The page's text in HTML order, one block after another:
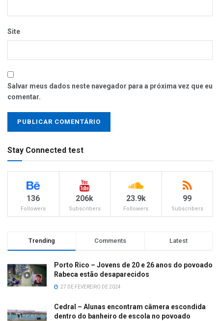
Site
Salvar meus dados neste navegador para a próxima vez que eu
comentar.
Stay Connected test
136
Followers
206k
Subscribers
23.9k
Followers
99
Subscribers
Trending Comments Latest
Porto Rico – Jovens de 20 e 26 anos do povoado
Rabeca estão desaparecidos
27 DE FEVEREIRO DE 2024
Cedral – Alunas encontram câmera escondida
dentro do banheiro de escola no povoado